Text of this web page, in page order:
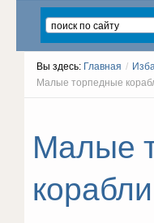
Вы здесь: Главная /
Малые торпедные
Малые